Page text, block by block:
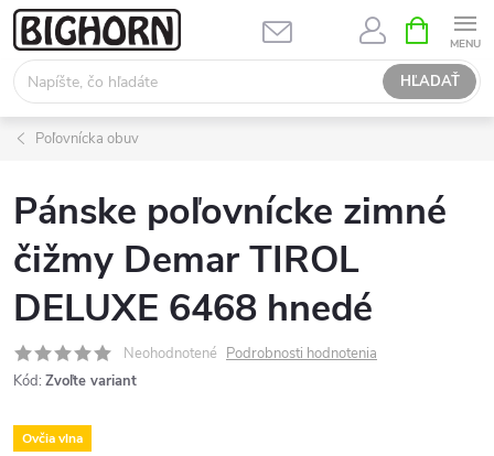
Prejsť
na
obsah
HĽADAŤ
KOŠÍK
Poľovnícka obuv
Pánske poľovnícke zimné
čižmy Demar TIROL
DELUXE 6468 hnedé
Neohodnotené Podrobnosti hodnotenia
Kód: Zvoľte variant
Ovčia vlna